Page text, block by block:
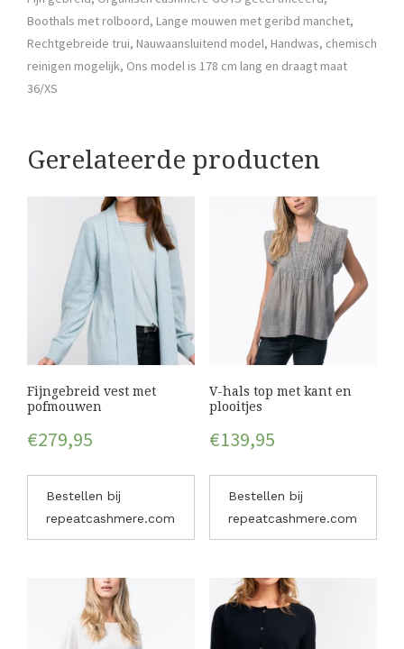
Boothals met rolboord, Lange mouwen met geribd manchet,
Rechtgebreide trui, Nauwaansluitend model, Handwas, chemisch
reinigen mogelijk, Ons model is 178 cm lang en draagt maat
36/XS
Gerelateerde producten
Fijngebreid vest met
pofmouwen
€279,95
Bestellen bij
repeatcashmere.com
V-hals top met kant en
plooitjes
€139,95
Bestellen bij
repeatcashmere.com